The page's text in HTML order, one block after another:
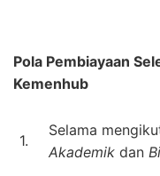
Pola Pembiayaan
Kemenhub
1.
Selama
Akademik dan